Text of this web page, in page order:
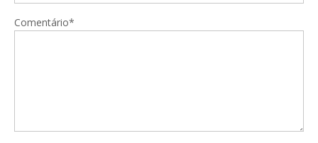
Comentário*